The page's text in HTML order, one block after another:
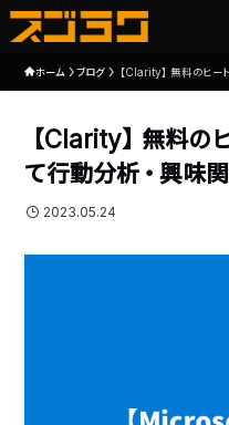
ホーム ブログ 【Clarity】無料のヒー
【Clarity】無料の
て行動分析・興味
2023.05.24